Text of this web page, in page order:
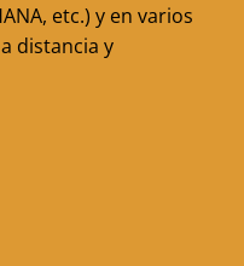
etc.) y en varios
distancia y